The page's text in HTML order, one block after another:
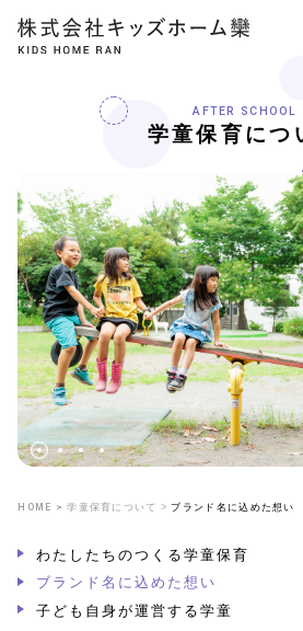
AFTER SCHOOL
学童保育につ
HOME 学童保育について ブランド名に込めた想い
わたしたちのつくる学童保育
ブランド名に 込めた想い
子ども自身が運営する学童